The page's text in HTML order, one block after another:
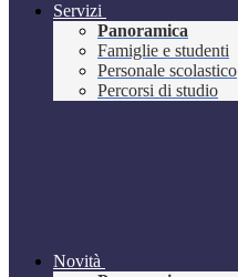
Servizi
Panoramica
Famiglie e studenti
Personale scolastico
Percorsi di studio
Novità